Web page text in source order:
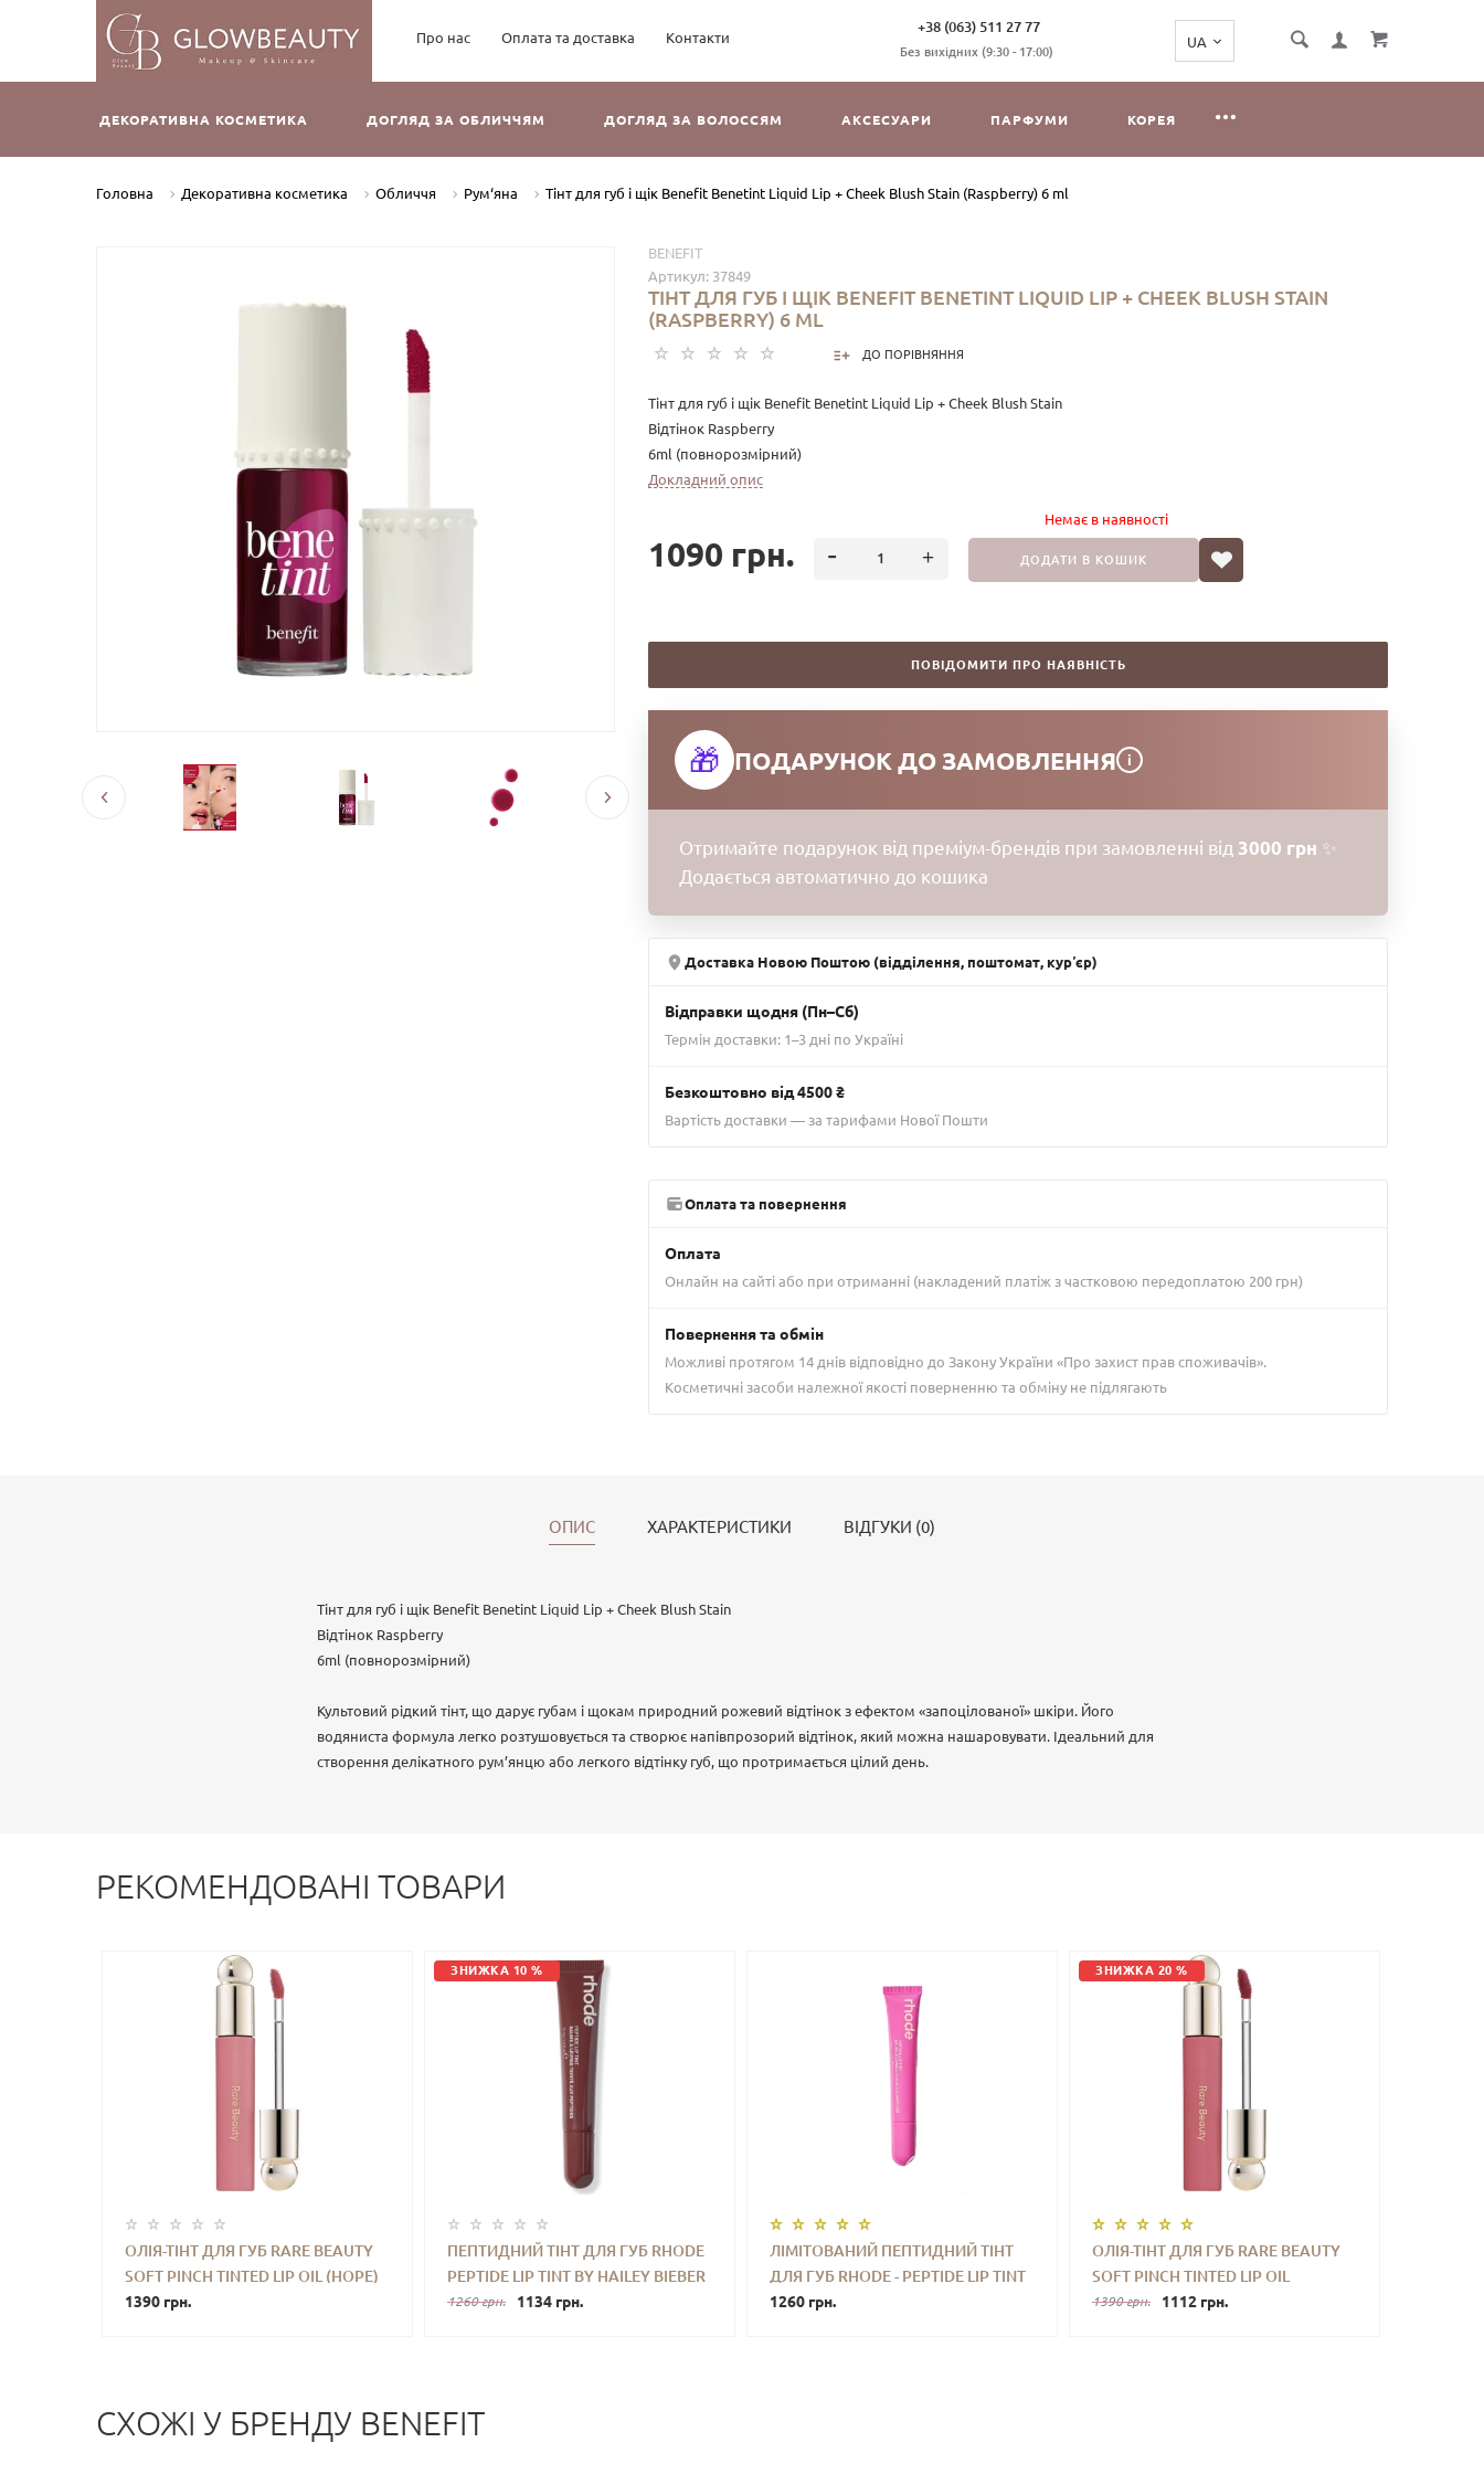
+38 (063) 511 27 77
Без вихідних (9:30 - 17:00)
Про нас Оплата та доставка Контакти
ДЕКОРАТИВНА КОСМЕТИКА ДОГЛЯД ЗА ОБЛИЧЧЯМ ДОГЛЯД ЗА ВОЛОССЯМ АКСЕСУАРИ ПАРФУМИ КОРЕЯ
Головна Декоративна косметика Обличчя Рум‘яна Тінт для губ і щік Benefit Benetint Liquid Lip + Cheek Blush Stain (Raspberry) 6 ml
BENEFIT
Артикул: 37849
ТІНТ ДЛЯ ГУБ І ЩІК BENEFIT BENETINT LIQUID LIP + CHEEK BLUSH STAIN
(RASPBERRY) 6 ML
ДО ПОРІВНЯННЯ
Тінт для губ і щік Benefit Benetint Liquid Lip + Cheek Blush Stain
Відтінок Raspberry
6ml (повнорозмірний)
Докладний опис
1090 грн.
Немає в наявностi
ДОДАТИ В КОШИК
ПОВІДОМИТИ ПРО НАЯВНІСТЬ
🎁 ПОДАРУНОК ДО ЗАМОВЛЕННЯ i
Отримайте подарунок від преміум-брендів при замовленні від 3000 грн ✨
Додається автоматично до кошика
Доставка Новою Поштою (відділення, поштомат, курʼєр)
Відправки щодня (Пн–Сб)
Термін доставки: 1–3 дні по Україні
Безкоштовно від 4500 ₴
Вартість доставки — за тарифами Нової Пошти
Оплата та повернення
Оплата
Онлайн на сайті або при отриманні (накладений платіж з частковою передоплатою 200 грн)
Повернення та обмін
Можливі протягом 14 днів відповідно до Закону України «Про захист прав споживачів».
Косметичні засоби належної якості поверненню та обміну не підлягають
ОПИС ХАРАКТЕРИСТИКИ ВІДГУКИ (0)
Тінт для губ і щік Benefit Benetint Liquid Lip + Cheek Blush Stain
Відтінок Raspberry
6ml (повнорозмірний)
Культовий рідкий тінт, що дарує губам і щокам природний рожевий відтінок з ефектом «запоцілованої» шкіри. Його
водяниста формула легко розтушовується та створює напівпрозорий відтінок, який можна нашаровувати. Ідеальний для
створення делікатного рум’янцю або легкого відтінку губ, що протримається цілий день.
РЕКОМЕНДОВАНІ ТОВАРИ
ОЛІЯ-ТІНТ ДЛЯ ГУБ RARE BEAUTY
SOFT PINCH TINTED LIP OIL (HOPE)
3 ML
1390 грн.
ЗНИЖКА 10 %
ПЕПТИДНИЙ ТІНТ ДЛЯ ГУБ RHODE
PEPTIDE LIP TINT BY HAILEY BIEBER
(PBJ) 10 ML
1260 грн. 1134 грн.
ЛІМІТОВАНИЙ ПЕПТИДНИЙ ТІНТ
ДЛЯ ГУБ RHODE - PEPTIDE LIP TINT
(SHORTCAKE) 10ML
1260 грн.
ЗНИЖКА 20 %
ОЛІЯ-ТІНТ ДЛЯ ГУБ RARE BEAUTY
SOFT PINCH TINTED LIP OIL
(WONDER) 3 ML
1390 грн. 1112 грн.
СХОЖI У БРЕНДУ BENEFIT